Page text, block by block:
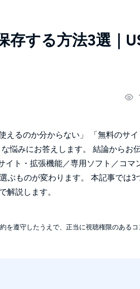
存する方法3選｜
えるのか分からない」 「無料のサ
悩みにお答えします。 結論からお
イト・拡張機能／専用ソフト／コマ
ぶものが変わります。 本記事では3
解説します。
を遵守したうえで、正当に視聴権限のあるコ